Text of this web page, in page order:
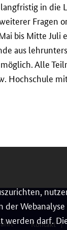
werden darf.
in die
Fragen
bis Mitte Juli
aus
Alle
Hochschule
Kontakt